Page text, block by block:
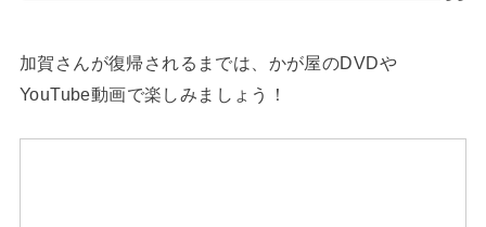
加賀さんが復帰されるまでは、かが屋のDVDや
YouTube動画で楽しみましょう！